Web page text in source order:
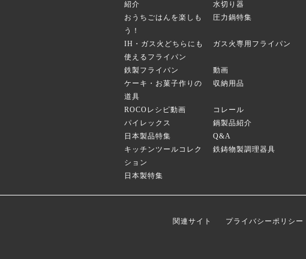
紹介
水切り器
おうちごはんを楽しも
う！
圧力鍋特集
IH・ガス火どちらにも
使えるフライパン
ガス火専用フライパン
鉄製フライパン
動画
ケーキ・お菓子作りの
道具
収納用品
ROCOレシピ動画
コレール
パイレックス
鍋製品紹介
日本製品特集
Q&A
キッチンツールコレク
ション
鉄鋳物製調理器具
日本製特集
関連サイト プライバシーポリシー